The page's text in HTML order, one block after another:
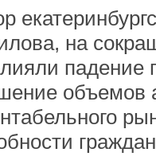
на
падение
объемов